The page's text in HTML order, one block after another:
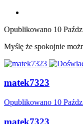
Opublikowano 10
Myślę że spokojnie
matek7323
Opublikowano 10
matek7323